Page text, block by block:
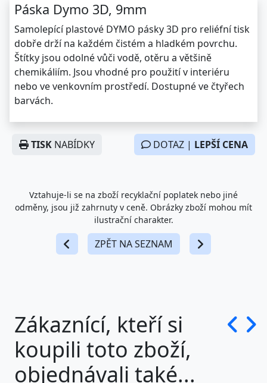
Páska Dymo 3D, 9mm
Samolepící plastové DYMO pásky 3D pro reliéfní tisk
dobře drží na každém čistém a hladkém povrchu.
Štítky jsou odolné vůči vodě, otěru a většině
chemikáliím. Jsou vhodné pro použití v interiéru
nebo ve venkovním prostředí. Dostupné ve čtyřech
barvách.
TISK NABÍDKY DOTAZ | LEPŠÍ CENA
Vztahuje-li se na zboží recyklační poplatek nebo jiné
odměny, jsou již zahrnuty v ceně. Obrázky zboží mohou mít
ilustrační charakter.
ZPĚT NA SEZNAM
Zákaznící, kteří si
koupili toto zboží,
objednávali také...